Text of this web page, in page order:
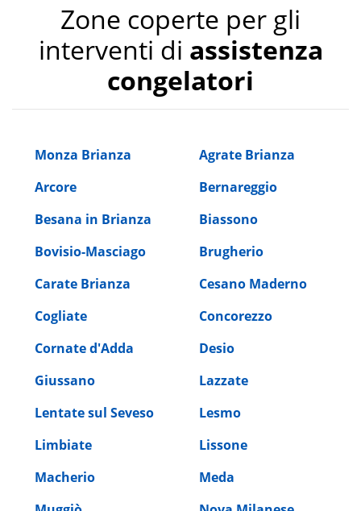
Zone coperte per gli
interventi di assistenza
congelatori
Monza Brianza
Agrate Brianza
Arcore
Bernareggio
Besana in Brianza
Biassono
Bovisio-Masciago
Brugherio
Carate Brianza
Cesano Maderno
Cogliate
Concorezzo
Cornate d'Adda
Desio
Giussano
Lazzate
Lentate sul Seveso
Lesmo
Limbiate
Lissone
Macherio
Meda